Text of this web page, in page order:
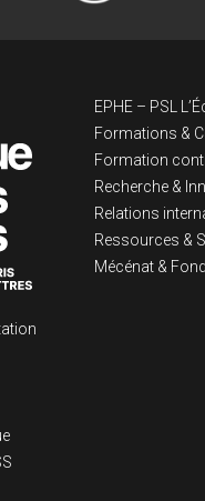
EPHE – PSL
Formations &
Formation
Recherche &
Relations
Ressources &
Mécénat &